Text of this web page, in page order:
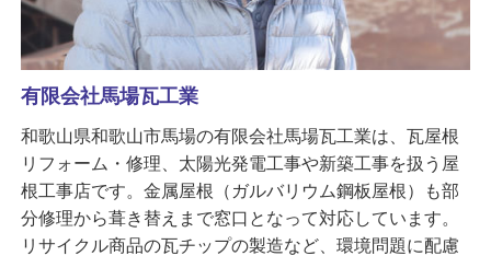
有限会社馬場瓦工業
和歌山県和歌山市馬場の有限会社馬場瓦工業は、瓦屋根
リフォーム・修理、太陽光発電工事や新築工事を扱う屋
根工事店です。金属屋根（ガルバリウム鋼板屋根）も部
分修理から葺き替えまで窓口となって対応しています。
リサイクル商品の瓦チップの製造など、環境問題に配慮